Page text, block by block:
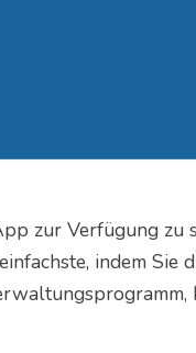
zur Verfügung zu
indem Sie